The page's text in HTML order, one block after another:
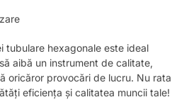
tubulare hexagonale este ideal
aibă un instrument de calitate,
oricăror provocări de lucru. Nu rata
eficiența și calitatea muncii tale!